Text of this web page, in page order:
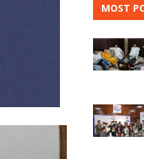
MOST